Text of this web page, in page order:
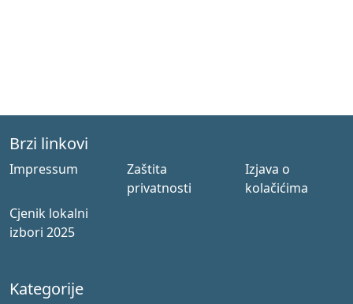
Brzi linkovi
Impressum
Zaštita
privatnosti
Izjava o
kolačićima
Cjenik lokalni
izbori 2025
Kategorije